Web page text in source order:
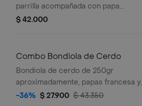
parrilla acompañada con papa
francesa + bebida
$ 42.000
Combo Bondiola de Cerdo
Bondiola de cerdo de 250gr
aproximadamente, papas francesa y
porción de arroz con fideos. + bebida
-36% $ 27.900 $ 43.350